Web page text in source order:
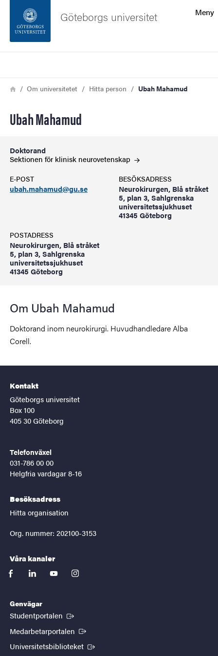
Sidfoten
Meny
Göteborgs universitet
Länkstig
HemOm universitetet Hitta person Ubah Mahamud
Ubah Mahamud
Doktorand
Sektionen för klinisk neurovetenskap
E-POST
ubah.mahamud@gu.se
BESÖKSADRESS
Neurokirurgen, Blå stråket
5, plan 3, Sahlgrenska
universitetssjukhuset
41345 Göteborg
POSTADRESS
Neurokirurgen, Blå stråket
5, plan 3, Sahlgrenska
universitetssjukhuset
41345 Göteborg
Om Ubah Mahamud
Doktorand inom neurokirurgi. Huvudhandledare Alba
Corell.
Kontakt
Göteborgs universitet
Box 100
405 30 Göteborg
Telefonväxel
031-786 00 00
Helgfria vardagar 8-16
Besöksadress
Hitta organisation
Org. nummer: 202100-3153
Våra kanaler
facebooklinkedinyoutubeinstagram
Genvägar
Studentportalen (Extern länk)
Medarbetarportalen (Extern länk)
Universitetsbiblioteket (Extern länk)